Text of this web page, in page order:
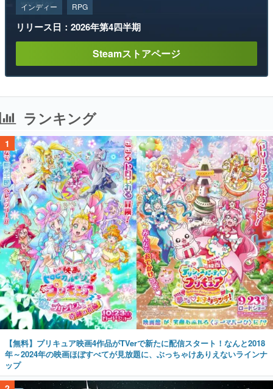
インディー RPG
リリース日：2026年第4四半期
Steamストアページ
ランキング
1
【無料】プリキュア映画4作品がTVerで新たに配信スタート！なんと2018
年～2024年の映画ほぼすべてが見放題に、ぶっちゃけありえないラインナ
ップ